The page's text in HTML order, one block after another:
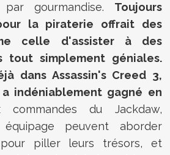
par gourmandise. Toujours
la piraterie offrait des
celle d'assister à des
tout simplement géniales.
dans Assassin's Creed 3,
indéniablement gagné en
commandes du Jackdaw,
peuvent aborder
piller leurs trésors, et